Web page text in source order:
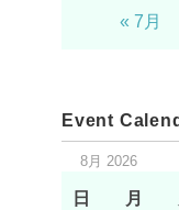
« 7月
Event
8月 2026
日 月